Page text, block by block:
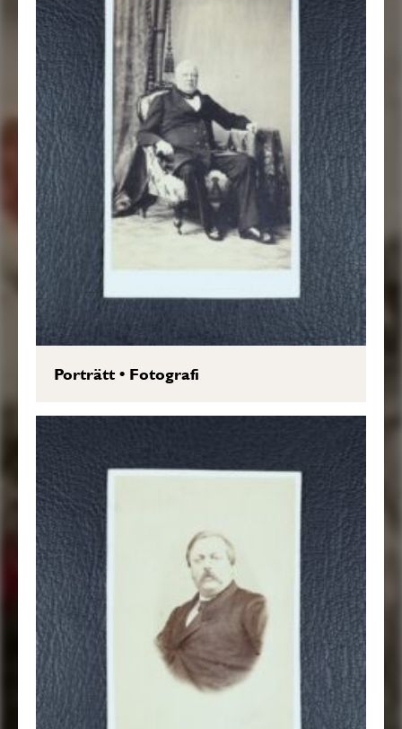
Porträtt• Fotografi